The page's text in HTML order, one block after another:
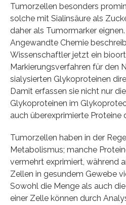
Tumorzellen besonders
solche mit Sialinsäure als
daher als Tumormarker
Angewandte Chemie
Wissenschaftler jetzt ein
Markierungsverfahren für den
sialysierten Glykoproteinen
Damit erfassen sie nicht nur
Glykoproteinen im
auch überexprimierte Proteine
Tumorzellen haben in der
Metabolismus; manche
vermehrt exprimiert, während
Zellen in gesundem Gewebe
Sowohl die Menge als auch
einer Zelle können durch